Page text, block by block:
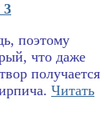
3
поэтому
что даже
получается
Читать